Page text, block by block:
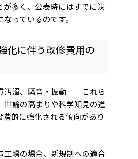
が多く、公表時にはすでに決
っているのです。
化に伴う改修費用の
汚濁、騒音・振動──これら
世論の高まりや科学知見の進
階的に強化される傾向があり
工場の場合、新規制への適合